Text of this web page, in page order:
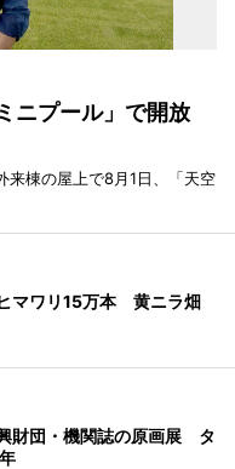
ニプール」で開放
来棟の屋上で8月1日、「天空
マワリ15万本 黄ニラ畑
財団・機関誌の原画展 タ